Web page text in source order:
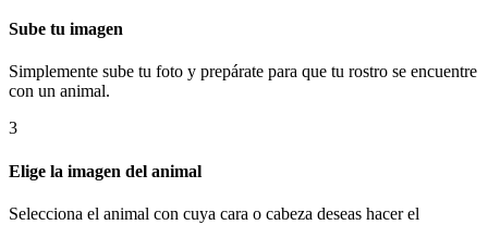
Sube tu imagen
Simplemente sube tu foto y prepárate para que tu rostro se encuentre
con un animal.
3
Elige la imagen del animal
Selecciona el animal con cuya cara o cabeza deseas hacer el